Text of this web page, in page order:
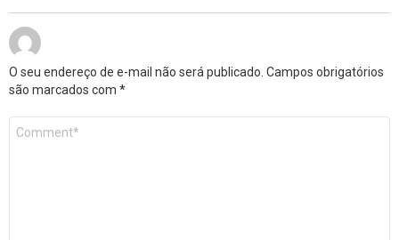
O seu endereço de e-mail não será publicado. Campos obrigatórios
são marcados com *